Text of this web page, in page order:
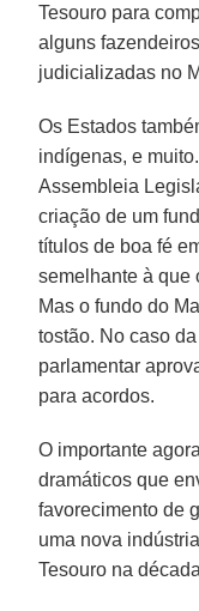
Tesouro para
alguns
judicializadas no
Os Estados
indígenas, e
Assembleia
criação de um
títulos de boa fé
semelhante à que
Mas o fundo do
tostão. No caso
parlamentar
para acordos.
O importante
dramáticos que
favorecimento de
uma nova
Tesouro na